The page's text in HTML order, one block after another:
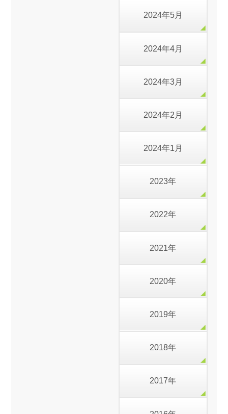
2024年5月
2024年4月
2024年3月
2024年2月
2024年1月
2023年
2022年
2021年
2020年
2019年
2018年
2017年